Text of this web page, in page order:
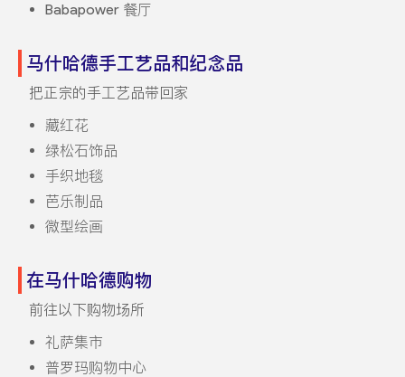
Babapower 餐厅
马什哈德手工艺品和纪念品
把正宗的手工艺品带回家
藏红花
绿松石饰品
手织地毯
芭乐制品
微型绘画
在马什哈德购物
前往以下购物场所
礼萨集市
普罗玛购物中心